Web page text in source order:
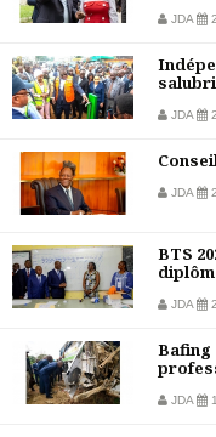
JDA
JDA
JDA
BTS
JDA
Bafing
JDA